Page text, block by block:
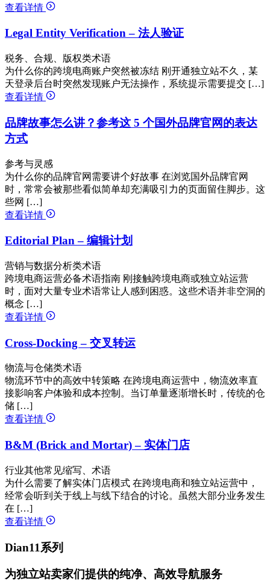
查看详情
Legal Entity Verification – 法人验证
税务、合规、版权类术语
为什么你的跨境电商账户突然被冻结 刚开通独立站不久，某
天登录后台时突然发现账户无法操作，系统提示需要提交 […]
查看详情
品牌故事怎么讲？参考这 5 个国外品牌官网的表达
方式
参考与灵感
为什么你的品牌官网需要讲个好故事 在浏览国外品牌官网
时，常常会被那些看似简单却充满吸引力的页面留住脚步。这
些网 […]
查看详情
Editorial Plan – 编辑计划
营销与数据分析类术语
跨境电商运营必备术语指南 刚接触跨境电商或独立站运营
时，面对大量专业术语常让人感到困惑。这些术语并非空洞的
概念 […]
查看详情
Cross-Docking – 交叉转运
物流与仓储类术语
物流环节中的高效中转策略 在跨境电商运营中，物流效率直
接影响客户体验和成本控制。当订单量逐渐增长时，传统的仓
储 […]
查看详情
B&M (Brick and Mortar) – 实体门店
行业其他常见缩写、术语
为什么需要了解实体门店模式 在跨境电商和独立站运营中，
经常会听到关于线上与线下结合的讨论。虽然大部分业务发生
在 […]
查看详情
Dian11系列
为独立站卖家们提供的纯净、高效导航服务